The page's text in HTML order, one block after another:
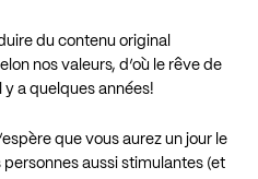
du contenu original
nos valeurs, d’où le rêve de
a quelques années!
que vous aurez un jour le
aussi stimulantes (et